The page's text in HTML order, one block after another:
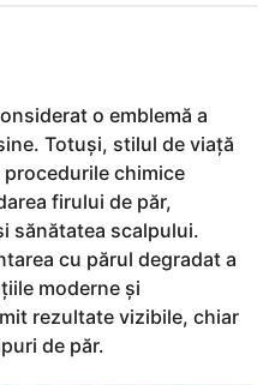
o emblemă a
Totuși, stilul de viață
chimice
firului de păr,
sănătatea scalpului.
cu părul degradat a
moderne și
rezultate vizibile, chiar
de păr.